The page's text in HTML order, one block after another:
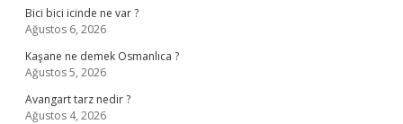
Bici bici icinde ne var ?
Ağustos 6, 2026
Kaşane ne demek Osmanlıca ?
Ağustos 5, 2026
Avangart tarz nedir ?
Ağustos 4, 2026